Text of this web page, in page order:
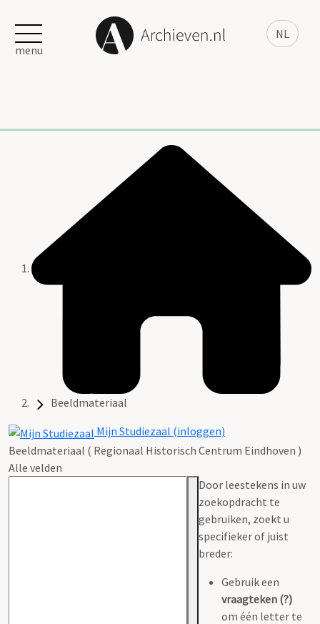
NL
menu
Beeldmateriaal
Mijn Studiezaal (inloggen)
Beeldmateriaal ( Regionaal Historisch Centrum Eindhoven )
Alle velden
Door leestekens in uw
zoekopdracht te
gebruiken, zoekt u
specifieker of juist
breder:
Gebruik een
vraagteken (?)
om één letter te